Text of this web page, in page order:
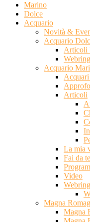
Marino
Dolce
Acquario
Novità &
Acquario
Articoli
Acquario
Articoli
La mia
Fai da te
Video
Magna
Magna